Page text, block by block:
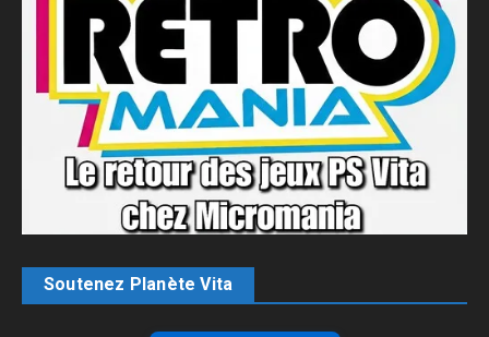
Soutenez Planète Vita